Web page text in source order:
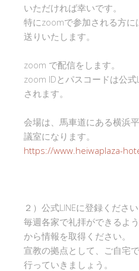
いただければ幸いです。
特にzoomで参加される方
送りいたします。
zoom で配信をします。
zoom IDとパスコードは公
されます。
会場は、馬車道にある横浜
議室になります。
https://www.heiwaplaza-
２）公式LINEに登録ください
毎週各家で礼拝ができるよ
から情報を取得ください。
宣教の拠点として、ご自宅
行っていきましょう。